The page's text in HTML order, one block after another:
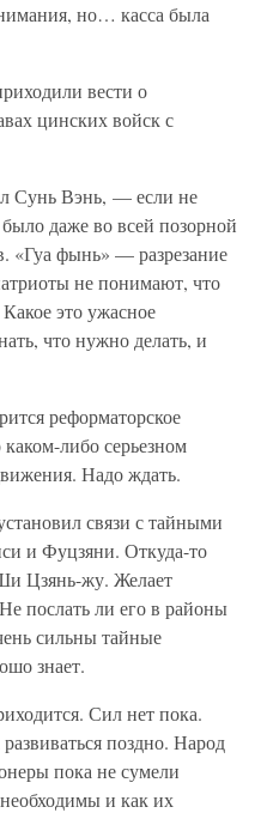
но… касса была
вести о
цинских войск с
Сунь Вэнь, — если не
даже во всей позорной
«Гуа фынь» — разрезание
не понимают, что
Какое это ужасное
что нужно делать, и
реформаторское
либо серьезном
Надо ждать.
связи с тайными
и Фуцзяни. Откуда-то
Цзянь-жу. Желает
послать ли его в районы
сильны тайные
знает.
Сил нет пока.
поздно. Народ
пока не сумели
и как их